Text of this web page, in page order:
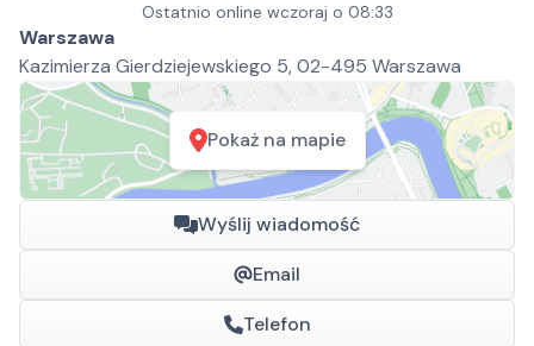
Ostatnio online wczoraj o 08:33
Warszawa
Kazimierza Gierdziejewskiego 5, 02-495 Warszawa
Pokaż na mapie
Wyślij wiadomość
Email
Telefon